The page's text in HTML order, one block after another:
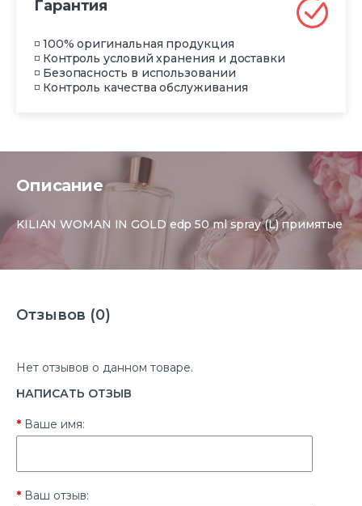
Гарантия
◽ 100% оригинальная продукция
◽ Контроль условий хранения и доставки
◽ Безопасность в использовании
◽ Контроль качества обслуживания
Описание
KILIAN WOMAN IN GOLD edp 50 ml spray (L) примятые
Отзывов (0)
Нет отзывов о данном товаре.
НАПИСАТЬ ОТЗЫВ
Ваше имя:
Ваш отзыв: